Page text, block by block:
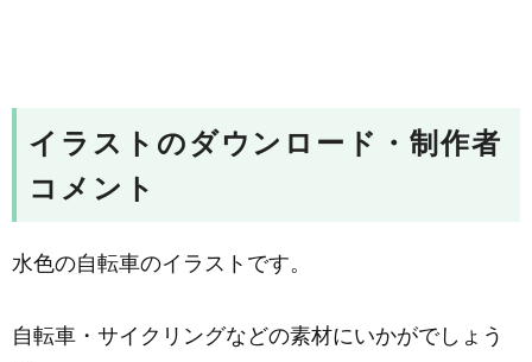
イラストのダウンロード・制作者
コメント
水色の自転車のイラストです。
自転車・サイクリングなどの素材にいかがでしょう